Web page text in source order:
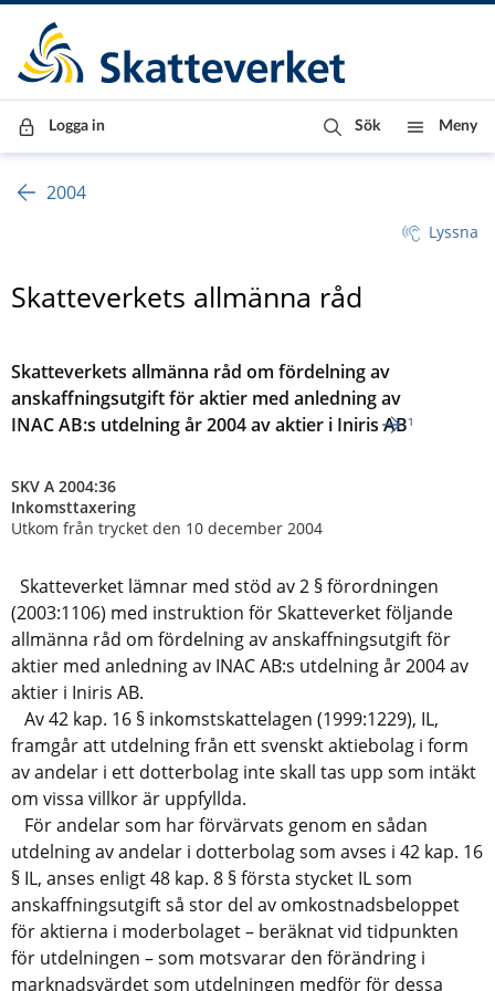
Till innehåll
Till navigationen
Till chattrobot
Logga in Sök Meny
2004
Lyssna
Skatteverkets allmänna råd
Skatteverkets allmänna råd om fördelning av
anskaffningsutgift för aktier med anledning av
INAC AB:s utdelning år 2004 av aktier i Iniris AB¹
SKV A 2004:36
Inkomsttaxering
Utkom från trycket den 10 december 2004
Skatteverket lämnar med stöd av 2 § förordningen
(2003:1106) med instruktion för Skatteverket följande
allmänna råd om fördelning av anskaffningsutgift för
aktier med anledning av INAC AB:s utdelning år 2004 av
aktier i Iniris AB.
Av 42 kap. 16 § inkomstskattelagen (1999:1229), IL,
framgår att utdelning från ett svenskt aktiebolag i form
av andelar i ett dotterbolag inte skall tas upp som intäkt
om vissa villkor är uppfyllda.
För andelar som har förvärvats genom en sådan
utdelning av andelar i dotterbolag som avses i 42 kap. 16
§ IL, anses enligt 48 kap. 8 § första stycket IL som
anskaffningsutgift så stor del av omkostnadsbeloppet
för aktierna i moderbolaget – beräknat vid tidpunkten
för utdelningen – som motsvarar den förändring i
marknadsvärdet som utdelningen medför för dessa